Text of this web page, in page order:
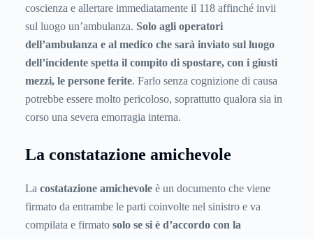
coscienza e allertare immediatamente il 118 affinché invii
sul luogo un’ambulanza. Solo agli operatori
dell’ambulanza e al medico che sarà inviato sul luogo
dell’incidente spetta il compito di spostare, con i giusti
mezzi, le persone ferite. Farlo senza cognizione di causa
potrebbe essere molto pericoloso, soprattutto qualora sia in
corso una severa emorragia interna.
La constatazione amichevole
La costatazione amichevole è un documento che viene
firmato da entrambe le parti coinvolte nel sinistro e va
compilata e firmato solo se si è d’accordo con la